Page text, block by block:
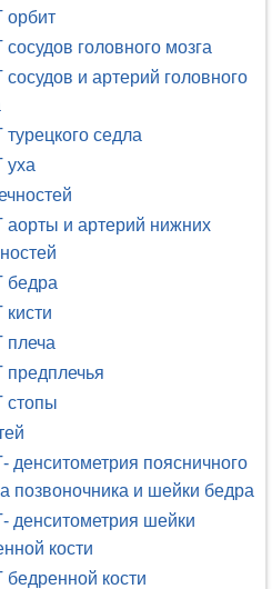
головного мозга
и артерий головного
седла
и артерий нижних
бедра
стопы
денситометрия поясничного
позвоночника и шейки бедра
денситометрия шейки
кости
кости